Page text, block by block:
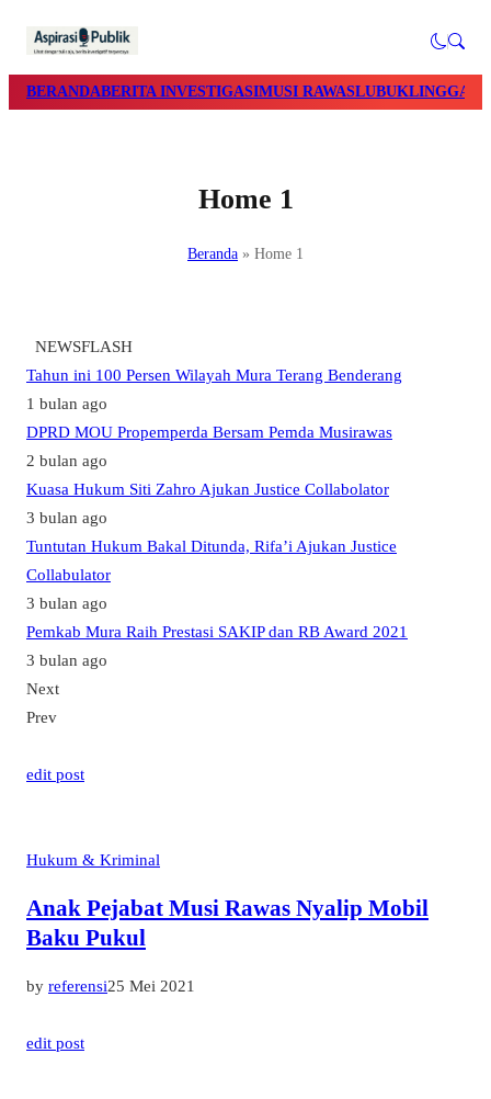
BERANDABERITA INVESTIGASIMUSI RAWASLUBUKLINGGAU
Home 1
Beranda » Home 1
NEWSFLASH
Tahun ini 100 Persen Wilayah Mura Terang Benderang
1 bulan ago
DPRD MOU Propemperda Bersam Pemda Musirawas
2 bulan ago
Kuasa Hukum Siti Zahro Ajukan Justice Collabolator
3 bulan ago
Tuntutan Hukum Bakal Ditunda, Rifa’i Ajukan Justice
Collabulator
3 bulan ago
Pemkab Mura Raih Prestasi SAKIP dan RB Award 2021
3 bulan ago
Next
Prev
edit post
Hukum & Kriminal
Anak Pejabat Musi Rawas Nyalip Mobil
Baku Pukul
by referensi25 Mei 2021
edit post